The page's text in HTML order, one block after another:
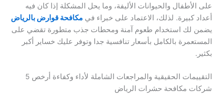
على الأطفال والحيوانات الأليفة، وما يحل المشكلة إذا كان فيه
أعداد كبيرة. لذلك، الاعتماد على خبراء في مكافحة قوارض بالرياض
يضمن لك استخدام طعوم آمنة ومحطات جذب متطورة تقضي على
المستعمرة بالكامل بأسعار تنافسية جدا وتوفر عليك خساير أكبر
بكثير.
التقييمات الحقيقية والمراجعات الشاملة لأداء وكفاءة أرخص 5
شركات مكافحة حشرات الرياض